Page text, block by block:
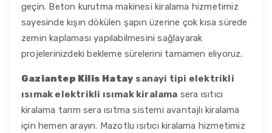
geçin. Beton kurutma makinesi kiralama hizmetimiz
sayesinde kışın dökülen şapın üzerine çok kısa sürede
zemin kaplaması yapılabilmesini sağlayarak
projelerinizdeki bekleme sürelerini tamamen eliyoruz.
Gaziantep Kilis Hatay sanayi tipi elektrikli
ısımak elektrikli ısımak kiralama sera ısıtıcı
kiralama tarım sera ısıtma sistemi avantajlı kiralama
için hemen arayın. Mazotlu ısıtıcı kiralama hizmetimiz